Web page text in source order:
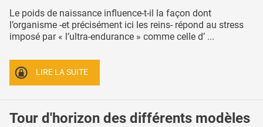
Le poids de naissance influence-t-il la façon dont
l’organisme -et précisément ici les reins- répond au stress
imposé par « l’ultra-endurance » comme celle d’ ...
LIRE LA SUITE
Tour d'horizon des différents modèles